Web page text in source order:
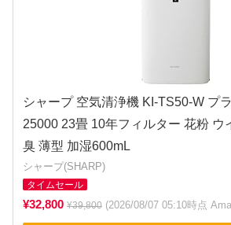
シャープ 空気清浄機 KI-TS50-W プ
25000 23畳 10年フィルター 花粉 ウ
臭 薄型 加湿600mL
シャープ(SHARP)
タイムセール
¥32,800 ¥39,800 (2026/08/07 05:10時点